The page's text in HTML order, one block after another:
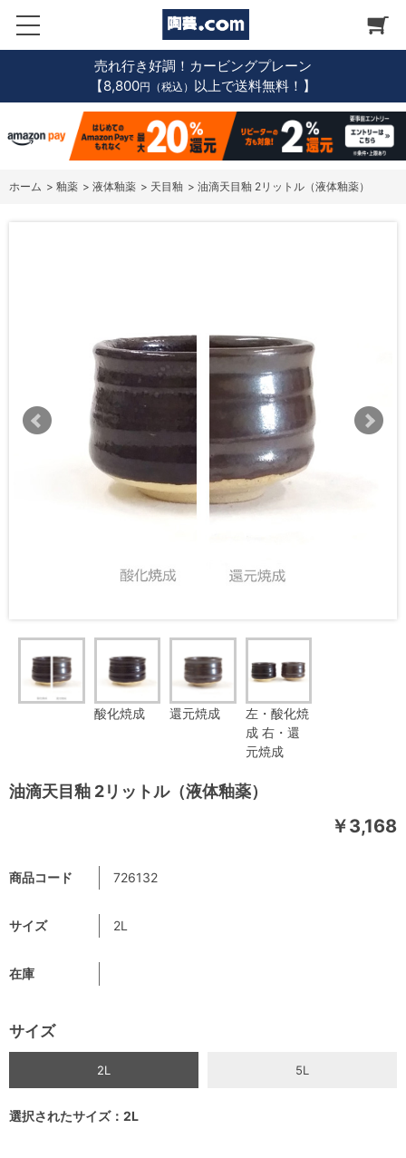
売れ行き好調！カービングプレーン
【8,800円（税込） 以上で送料無料！】
ホーム > 釉薬 > 液体釉薬 > 天目釉 > 油滴天目釉 2リットル（液体釉薬）
酸化焼成 還元焼成
左・酸化焼
成 右・還
元焼成
油滴天目釉 2リットル（液体釉薬）
￥3,168
商品コード 726132
サイズ 2L
在庫
サイズ
2L 5L
選択されたサイズ：2L